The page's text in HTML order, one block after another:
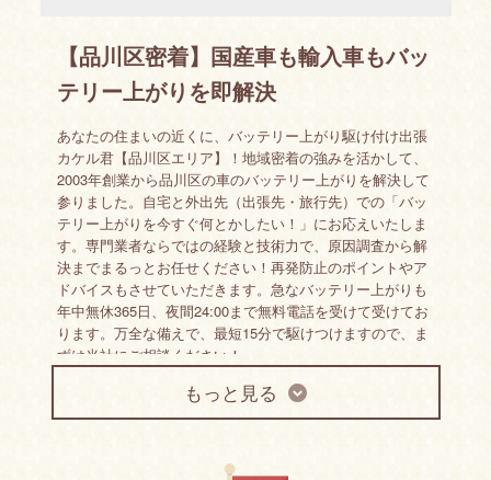
【品川区密着】国産車も輸入車もバッ
テリー上がりを即解決
あなたの住まいの近くに、バッテリー上がり駆け付け出張
カケル君【品川区エリア】！地域密着の強みを活かして、
2003年創業から品川区の車のバッテリー上がりを解決して
参りました。自宅と外出先（出張先・旅行先）での「バッ
テリー上がりを今すぐ何とかしたい！」にお応えいたしま
す。専門業者ならではの経験と技術力で、原因調査から解
決までまるっとお任せください！再発防止のポイントやア
ドバイスもさせていただきます。急なバッテリー上がりも
年中無休365日、夜間24:00まで無料電話を受けて受けてお
ります。万全な備えで、最短15分で駆けつけますので、ま
ずは当社にご相談ください！
テリー交換のみとなり、車の故障は対応できかねます
もっと見る